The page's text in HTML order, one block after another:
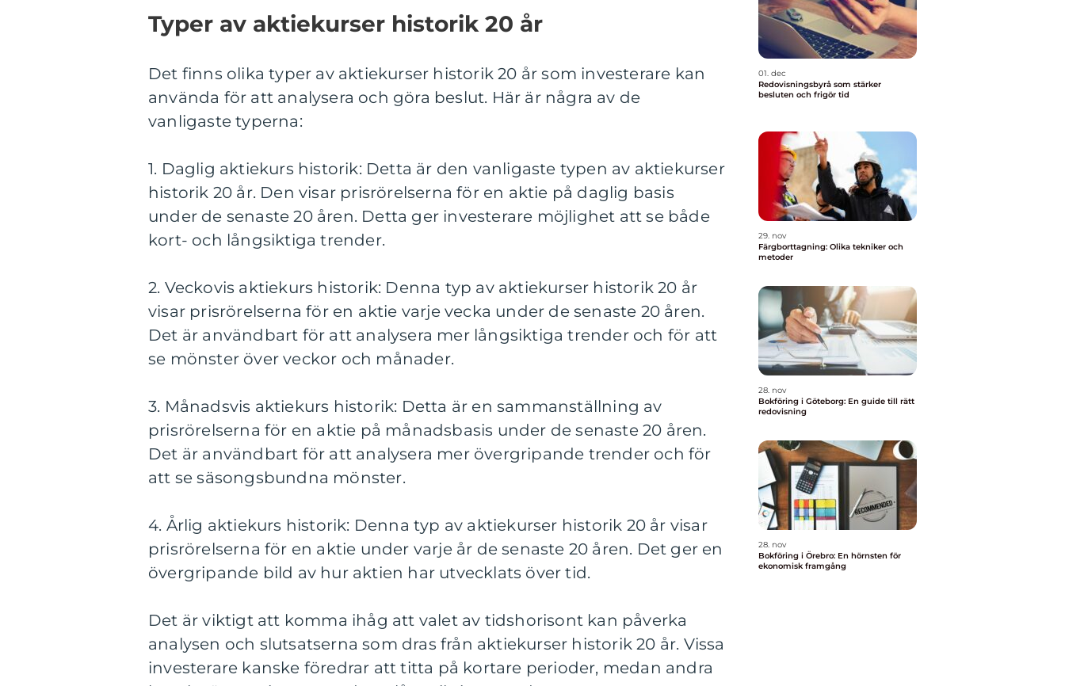
Typer av aktiekurser historik 20 år
Det finns olika typer av aktiekurser historik 20 år som investerare kan
använda för att analysera och göra beslut. Här är några av de
vanligaste typerna:
1. Daglig aktiekurs historik: Detta är den vanligaste typen av aktiekurser
historik 20 år. Den visar prisrörelserna för en aktie på daglig basis
under de senaste 20 åren. Detta ger investerare möjlighet att se både
kort- och långsiktiga trender.
2. Veckovis aktiekurs historik: Denna typ av aktiekurser historik 20 år
visar prisrörelserna för en aktie varje vecka under de senaste 20 åren.
Det är användbart för att analysera mer långsiktiga trender och för att
se mönster över veckor och månader.
3. Månadsvis aktiekurs historik: Detta är en sammanställning av
prisrörelserna för en aktie på månadsbasis under de senaste 20 åren.
Det är användbart för att analysera mer övergripande trender och för
att se säsongsbundna mönster.
4. Årlig aktiekurs historik: Denna typ av aktiekurser historik 20 år visar
prisrörelserna för en aktie under varje år de senaste 20 åren. Det ger en
övergripande bild av hur aktien har utvecklats över tid.
Det är viktigt att komma ihåg att valet av tidshorisont kan påverka
analysen och slutsatserna som dras från aktiekurser historik 20 år. Vissa
investerare kanske föredrar att titta på kortare perioder, medan andra
01. dec
Redovisningsbyrå som stärker
besluten och frigör tid
29. nov
Färgborttagning: Olika tekniker och
metoder
28. nov
Bokföring i Göteborg: En guide till rätt
redovisning
28. nov
Bokföring i Örebro: En hörnsten för
ekonomisk framgång